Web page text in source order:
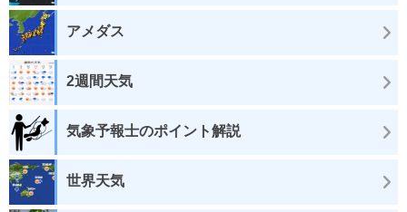
アメダス
2週間天気
気象予報士のポイント解説
世界天気